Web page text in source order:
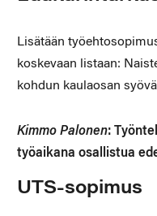
Lisätään
koskevaan listaan:
kohdun kaulaosan
Kimmo Palonen:
työaikana osallistua
UTS-sopimus